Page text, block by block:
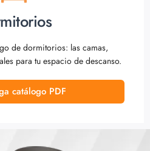
de dormitorios: las camas,
para tu espacio de descanso.
catálogo PDF